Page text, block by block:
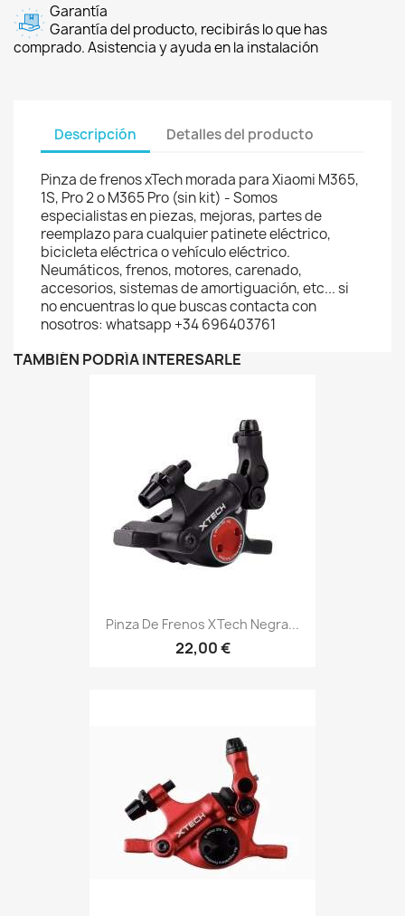
Garantía
Garantía del producto, recibirás lo que has
comprado. Asistencia y ayuda en la instalación
Descripción Detalles del producto
Pinza de frenos xTech morada para Xiaomi M365,
1S, Pro 2 o M365 Pro (sin kit) - Somos
especialistas en piezas, mejoras, partes de
reemplazo para cualquier patinete eléctrico,
bicicleta eléctrica o vehículo eléctrico.
Neumáticos, frenos, motores, carenado,
accesorios, sistemas de amortiguación, etc... si
no encuentras lo que buscas contacta con
nosotros: whatsapp +34 696403761
TAMBIÉN PODRÍA INTERESARLE
Pinza De Frenos XTech Negra...
22,00 €